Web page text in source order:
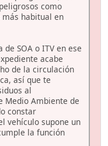
como
habitual en
SOA o ITV en ese
acabe
de la circulación
así que te
al
Medio Ambiente de
constar
vehículo supone un
la función